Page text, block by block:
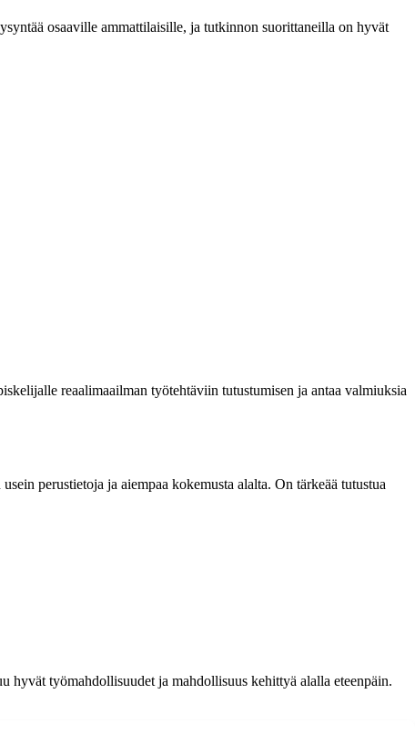
osaaville ammattilaisille, ja tutkinnon suorittaneilla on hyvät
reaalimaailman työtehtäviin tutustumisen ja antaa valmiuksia
perustietoja ja aiempaa kokemusta alalta. On tärkeää tutustua
hyvät työmahdollisuudet ja mahdollisuus kehittyä alalla eteenpäin.